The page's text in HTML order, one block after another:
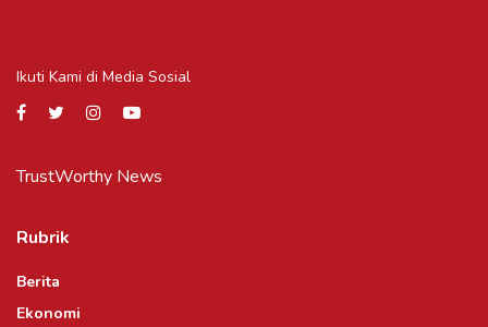
Ikuti Kami di Media Sosial
TrustWorthy News
Rubrik
Berita
Ekonomi